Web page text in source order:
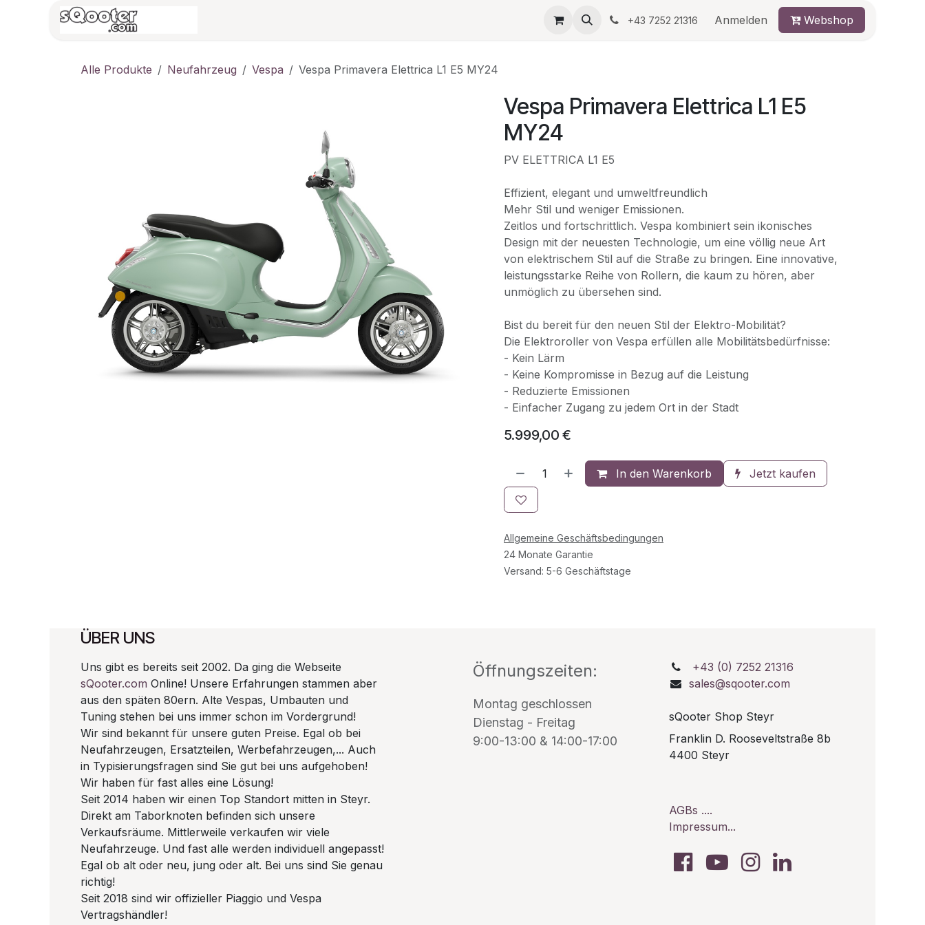
Zum Inhalt springen
JOBS Umbau+43 7252 21316 Anmelden Webshop
Alle Produkte Neufahrzeug Vespa Vespa Primavera Elettrica L1 E5 MY24
Vespa Primavera Elettrica L1 E5
MY24
PV ELETTRICA L1 E5
Effizient, elegant und umweltfreundlich
Mehr Stil und weniger Emissionen.
Zeitlos und fortschrittlich. Vespa kombiniert sein ikonisches
Design mit der neuesten Technologie, um eine völlig neue Art
von elektrischem Stil auf die Straße zu bringen. Eine innovative,
leistungsstarke Reihe von Rollern, die kaum zu hören, aber
unmöglich zu übersehen sind.
Bist du bereit für den neuen Stil der Elektro-Mobilität?
Die Elektroroller von Vespa erfüllen alle Mobilitätsbedürfnisse:
- Kein Lärm
- Keine Kompromisse in Bezug auf die Leistung
- Reduzierte Emissionen
- Einfacher Zugang zu jedem Ort in der Stadt
5.999,00 €
In den Warenkorb Jetzt kaufen
Allgemeine Geschäftsbedingungen
24 Monate Garantie
Versand: 5-6 Geschäftstage
ÜBER UNS
Uns gibt es bereits seit 2002. Da ging die Webseite
sQooter.com Online! Unsere Erfahrungen stammen aber
aus den späten 80ern. Alte Vespas, Umbauten und
Tuning stehen bei uns immer schon im Vordergrund!
Wir sind bekannt für unsere guten Preise. Egal ob bei
Neufahrzeugen, Ersatzteilen, Werbefahrzeugen,... Auch
in Typisierungsfragen sind Sie gut bei uns aufgehoben!
Wir haben für fast alles eine Lösung!
Seit 2014 haben wir einen Top Standort mitten in Steyr.
Direkt am Taborknoten befinden sich unsere
Verkaufsräume. Mittlerweile verkaufen wir viele
Neufahrzeuge. Und fast alle werden individuell angepasst!
Egal ob alt oder neu, jung oder alt. Bei uns sind Sie genau
richtig!
Seit 2018 sind wir offizieller Piaggio und Vespa
Vertragshändler!
Öffnungszeiten:
Montag geschlossen
Dienstag - Freitag
9:00-13:00 & 14:00-17:00
+43 (0) 7252 21316
sales@sqooter.com
sQooter Shop Steyr
Franklin D. Rooseveltstraße 8b
4400 Steyr
AGBs ....
Impressum...